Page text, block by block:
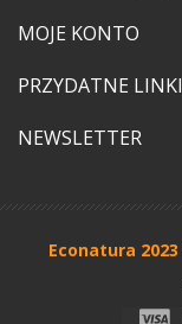
MOJE KONTO
PRZYDATNE LINKI
NEWSLETTER
Econatura 2023